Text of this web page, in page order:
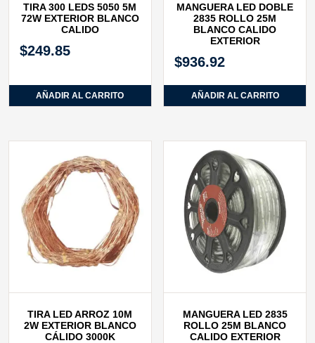
TIRA 300 LEDS 5050 5M
72W EXTERIOR BLANCO
CALIDO
$249.85
AÑADIR AL CARRITO
MANGUERA LED DOBLE
2835 ROLLO 25M
BLANCO CALIDO
EXTERIOR
$936.92
AÑADIR AL CARRITO
TIRA LED ARROZ 10M
2W EXTERIOR BLANCO
CÁLIDO 3000K
MANGUERA LED 2835
ROLLO 25M BLANCO
CALIDO EXTERIOR